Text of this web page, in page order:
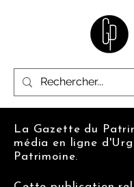
La Gazette du
média en ligne
Patrimoine.